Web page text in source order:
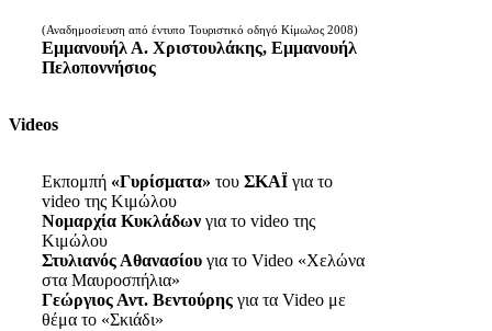
(Αναδημοσίευση από έντυπο Τουριστικό οδηγό Κίμωλος 2008)
Εμμανουήλ Α. Χριστουλάκης, Εμμανουήλ
Πελοποννήσιος
Videos
Εκπομπή «Γυρίσματα» του ΣΚΑΪ για το
video της Κιμώλου
Νομαρχία Κυκλάδων για το video της
Κιμώλου
Στυλιανός Αθανασίου για το Video «Χελώνα
στα Μαυροσπήλια»
Γεώργιος Αντ. Βεντούρης για τα Video με
θέμα το «Σκιάδι»